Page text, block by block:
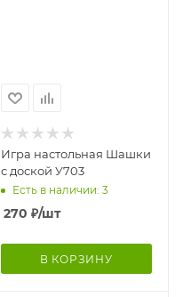
Игра настольная Шашки
с доской У703
Есть в наличии: 3
270 ₽/шт
В КОРЗИНУ